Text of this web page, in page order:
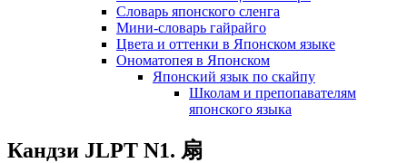
Словарь японского сленга
Мини-словарь гайрайго
Цвета и оттенки в Японском языке
Ономатопея в Японском
Японский язык по скайпу
Школам и препопавателям
японского языка
Кандзи JLPT N1. 扇